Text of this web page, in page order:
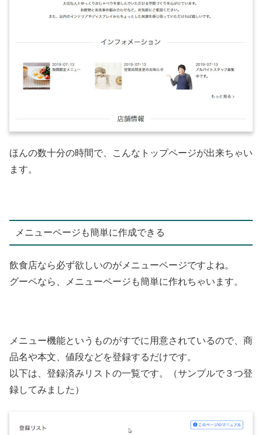
ほんの数十分の時間で、こんなトップページが出来ちゃい
ます。
メニューページも簡単に作成できる
飲食店なら必ず欲しいのがメニューページですよね。
グーペなら、メニューページも簡単に作れちゃいます。
メニュー機能というものがすでに用意されているので、商
品名や本文、値段などを登録するだけです。
以下は、登録済みリストの一覧です。（サンプルで３つ登
録してみました）